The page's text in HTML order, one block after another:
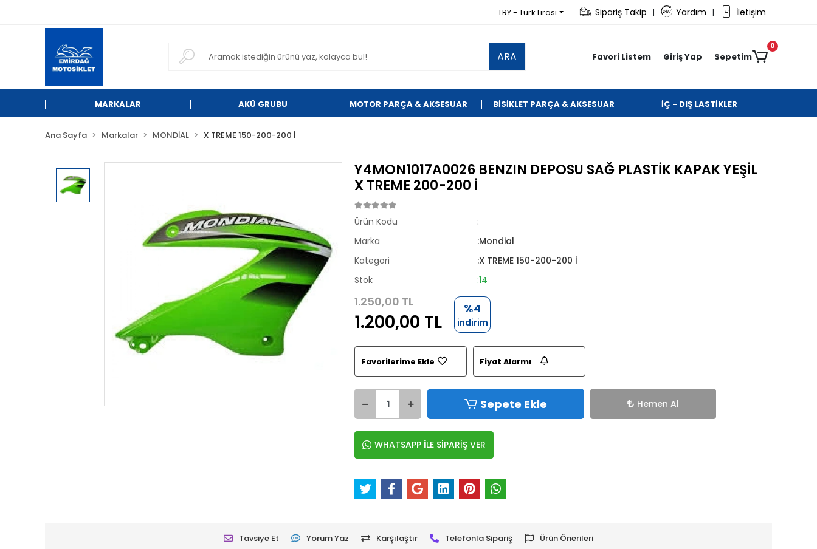
TRY - Türk Lirası Sipariş Takip | Yardım | İletişim
ARA Favori Listem Giriş Yap Sepetim
0
MARKALAR AKÜ GRUBU MOTOR PARÇA & AKSESUAR BİSİKLET PARÇA & AKSESUAR İÇ - DIŞ LASTİKLER
Ana Sayfa Markalar MONDİAL X TREME 150-200-200 İ
Y4MON1017A0026 BENZIN DEPOSU SAĞ PLASTİK KAPAK YEŞİL
X TREME 200-200 İ
Ürün Kodu
:
Marka
:Mondial
Kategori
:X TREME 150-200-200 İ
Stok
:14
1.250,00 TL
1.200,00 TL
%4
indirim
Favorilerime Ekle Fiyat Alarmı
Sepete Ekle Hemen Al
WHATSAPP İLE SİPARİŞ VER
Tavsiye Et Yorum Yaz Karşılaştır Telefonla Sipariş Ürün Önerileri